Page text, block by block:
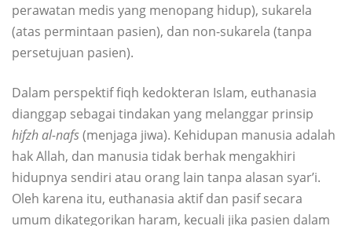
perawatan medis yang menopang hidup), sukarela
(atas permintaan pasien), dan non-sukarela (tanpa
persetujuan pasien).
Dalam perspektif fiqh kedokteran Islam, euthanasia
dianggap sebagai tindakan yang melanggar prinsip
hifzh al-nafs(menjaga jiwa). Kehidupan manusia adalah
hak Allah, dan manusia tidak berhak mengakhiri
hidupnya sendiri atau orang lain tanpa alasan syar’i.
Oleh karena itu, euthanasia aktif dan pasif secara
umum dikategorikan haram, kecuali jika pasien dalam